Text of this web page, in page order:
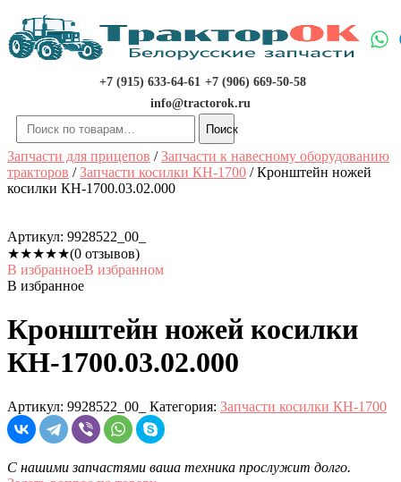
Перейти
содержимому
+7 (915) 633-64-61 +7 (906) 669-50-58
info@tractorok.ru
Искать:
Поиск
Запчасти для прицепов /Запчасти к навесному оборудованию
тракторов /Запчасти косилки КН-1700 / Кронштейн ножей
косилки КН-1700.03.02.000
Артикул: 9928522_00_
★★★★★(0 отзывов)
В избранноеВ избранном
В избранное
Кронштейн ножей косилки
КН-1700.03.02.000
Артикул: 9928522_00_ Категория: Запчасти косилки КН-1700
С нашими запчастями ваша техника прослужит долго.